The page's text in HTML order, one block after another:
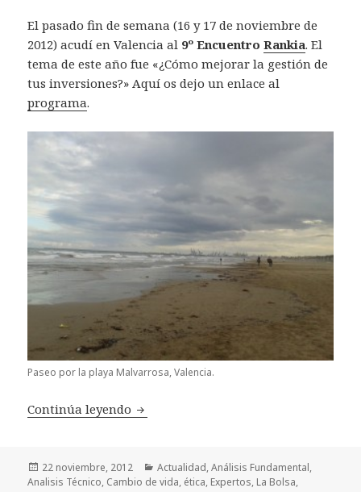
El pasado fin de semana (16 y 17 de noviembre de
2012) acudí en Valencia al 9º EncuentroRankia. El
tema de este año fue «¿Cómo mejorar la gestión de
tus inversiones?» Aquí os dejo un enlace al
programa.
Paseo por la playa Malvarrosa, Valencia.
Continúa leyendo ¡Vaya encuentro!
Publicado
el
22 noviembre, 2012 Categorías
Actualidad,Análisis Fundamental,
Analisis Técnico, Cambio de vida, ética, Expertos, La Bolsa,